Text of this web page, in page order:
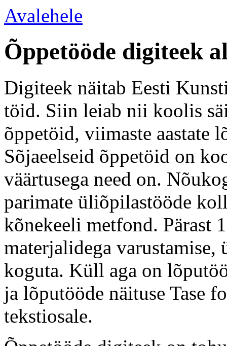
Avalehele
Õppetööde digiteek
Digiteek näitab Eesti
töid. Siin leiab nii koolis
õppetöid, viimaste aastate
Sõjaeelseid õppetöid on
väärtusega need on.
parimate üliõpilastööde
kõnekeeli metfond. Pärast
materjalidega varustamise,
koguta. Küll aga on
ja lõputööde näituse Tase
tekstiosale.